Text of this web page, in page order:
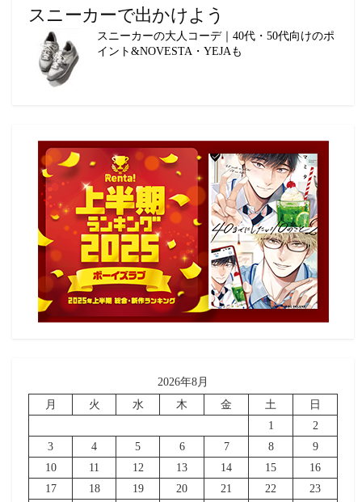
スニーカーで出かけよう
スニーカーの大人コーデ｜40代・50代向けのポ
イント&NOVESTA・YEJAも
2026年8月
月
火 水 木 金 土
日
1
2
3
4 5 6 7 8
9
10
11 12 13 14 15
16
17
18 19 20 21 22
23